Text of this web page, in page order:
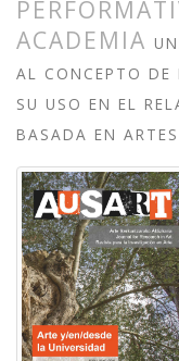
ACADEMIA
AL CONCEPTO DE
SU USO EN EL
BASADA EN ARTES